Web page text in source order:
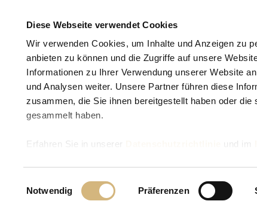
Diese Webseite verwendet Cookies
Wir verwenden Cookies, um Inhalte und Anzeigen zu
anbieten zu können und die Zugriffe auf unsere
Informationen zu Ihrer Verwendung unserer Website
und Analysen weiter. Unsere Partner führen diese
zusammen, die Sie ihnen bereitgestellt haben oder
gesammelt haben.
Erfahren Sie in unserer und im
Einwilligungsauswahl
Notwendig Präferenzen